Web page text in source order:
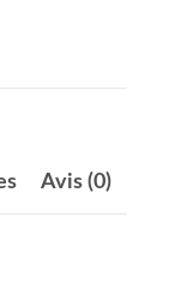
Avis (0)